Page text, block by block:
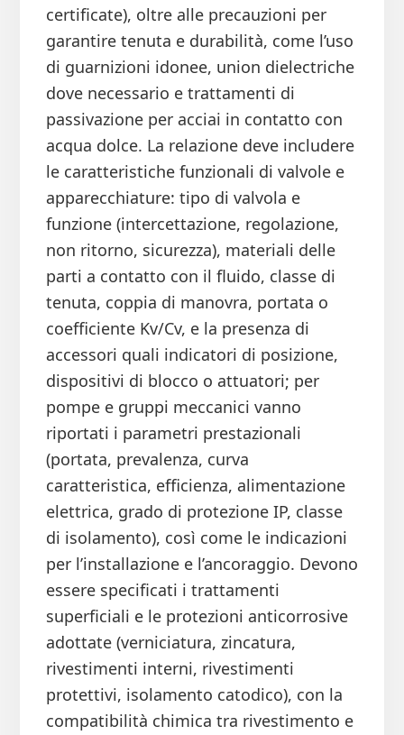
certificate), oltre alle precauzioni per
garantire tenuta e durabilità, come l’uso
di guarnizioni idonee, union dielectriche
dove necessario e trattamenti di
passivazione per acciai in contatto con
acqua dolce. La relazione deve includere
le caratteristiche funzionali di valvole e
apparecchiature: tipo di valvola e
funzione (intercettazione, regolazione,
non ritorno, sicurezza), materiali delle
parti a contatto con il fluido, classe di
tenuta, coppia di manovra, portata o
coefficiente Kv/Cv, e la presenza di
accessori quali indicatori di posizione,
dispositivi di blocco o attuatori; per
pompe e gruppi meccanici vanno
riportati i parametri prestazionali
(portata, prevalenza, curva
caratteristica, efficienza, alimentazione
elettrica, grado di protezione IP, classe
di isolamento), così come le indicazioni
per l’installazione e l’ancoraggio. Devono
essere specificati i trattamenti
superficiali e le protezioni anticorrosive
adottate (verniciatura, zincatura,
rivestimenti interni, rivestimenti
protettivi, isolamento catodico), con la
compatibilità chimica tra rivestimento e